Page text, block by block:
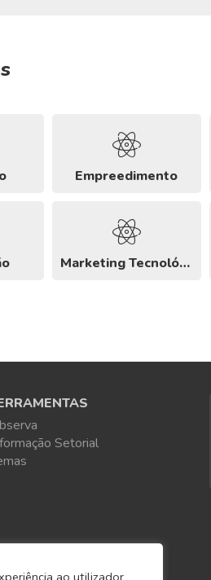
Empreedimento
Marketing Tecnológico
Setorial
ao utilizador